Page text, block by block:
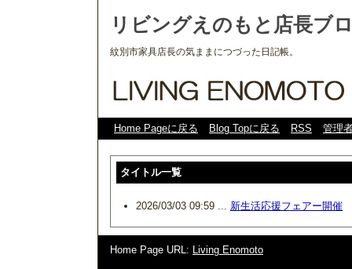
リビングえのもと店長ブ
紋別市家具店長の気ままにつづった日記帳。
Home Pageに戻る Blog Topに戻る RSS 管理
タイトル一覧
2026/03/03 09:59 ... 新生活応援フェアー開催
Home Page URL: Living Enomoto